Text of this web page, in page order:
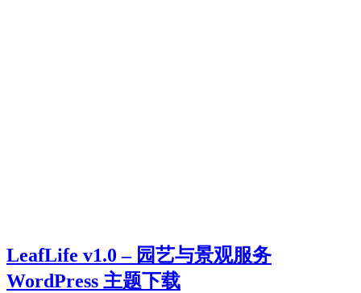
LeafLife v1.0 – 园艺与景观服务
WordPress 主题下载